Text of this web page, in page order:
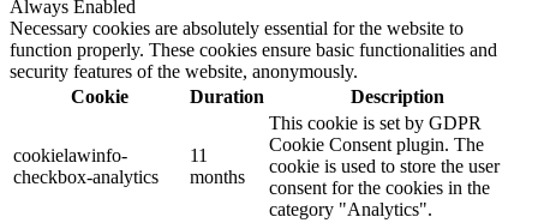
Always Enabled
Necessary cookies are absolutely essential for the website to
function properly. These cookies ensure basic functionalities and
security features of the website, anonymously.
Cookie
Duration Description
cookielawinfo-
checkbox-analytics
11
months
This cookie is set by GDPR
Cookie Consent plugin. The
cookie is used to store the user
consent for the cookies in the
category "Analytics".